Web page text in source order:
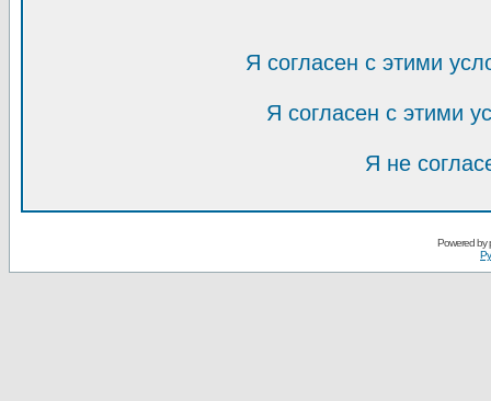
Я согласен с этими
Я согласен с этими
Я не
Powered by